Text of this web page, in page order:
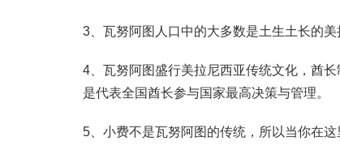
3、瓦努阿图人口中的大多数是土生土长的美
4、瓦努阿图盛行美拉尼西亚传统文化，酋
是代表全国酋长参与国家最高决策与管理。
5、小费不是瓦努阿图的传统，所以当你在